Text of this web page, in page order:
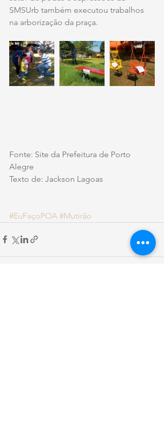
SMSUrb também executou trabalhos
na arborização da praça.
Fonte: Site da Prefeitura de Porto
Alegre
Texto de: Jackson Lagoas
#EuFaçoPOA #Mutirão